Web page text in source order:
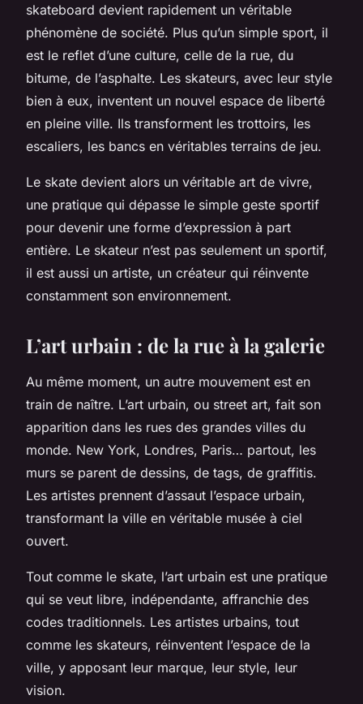
skateboard devient rapidement un véritable
phénomène de société. Plus qu’un simple sport, il
est le reflet d’une culture, celle de la rue, du
bitume, de l’asphalte. Les skateurs, avec leur style
bien à eux, inventent un nouvel espace de liberté
en pleine ville. Ils transforment les trottoirs, les
escaliers, les bancs en véritables terrains de jeu.
Le skate devient alors un véritable art de vivre,
une pratique qui dépasse le simple geste sportif
pour devenir une forme d’expression à part
entière. Le skateur n’est pas seulement un sportif,
il est aussi un artiste, un créateur qui réinvente
constamment son environnement.
L’art urbain : de la rue à la galerie
Au même moment, un autre mouvement est en
train de naître. L’art urbain, ou street art, fait son
apparition dans les rues des grandes villes du
monde. New York, Londres, Paris… partout, les
murs se parent de dessins, de tags, de graffitis.
Les artistes prennent d’assaut l’espace urbain,
transformant la ville en véritable musée à ciel
ouvert.
Tout comme le skate, l’art urbain est une pratique
qui se veut libre, indépendante, affranchie des
codes traditionnels. Les artistes urbains, tout
comme les skateurs, réinventent l’espace de la
ville, y apposant leur marque, leur style, leur
vision.